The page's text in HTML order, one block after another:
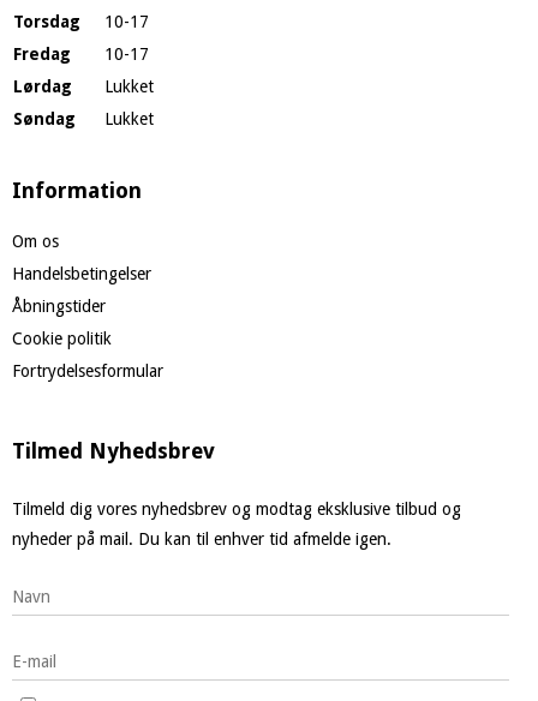
Torsdag
10-17
Fredag
10-17
Lørdag
Lukket
Søndag
Lukket
Information
Om os
Handelsbetingelser
Åbningstider
Cookie politik
Fortrydelsesformular
Tilmed Nyhedsbrev
Tilmeld dig vores nyhedsbrev og modtag eksklusive tilbud og
nyheder på mail. Du kan til enhver tid afmelde igen.